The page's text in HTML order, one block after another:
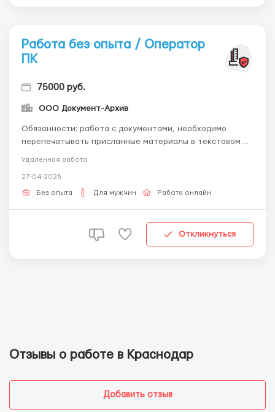
Работа без опыта / Оператор
ПК
75000 руб.
ООО Документ-Архив
Обязанности: работа с документами, необходимо
перепечатывать присланные материалы в текстовом
редакторе. Обращайтесь по эл.почте: -
ответственность, знание русского языка, знание
программ Microsoft Word. Условия: удаленная работа со
Удаленная работа
27-04-2026
Без опыта Для мужчин Работа онлайн
Откликнуться
Отзывы о работе в Краснодар
Добавить отзыв